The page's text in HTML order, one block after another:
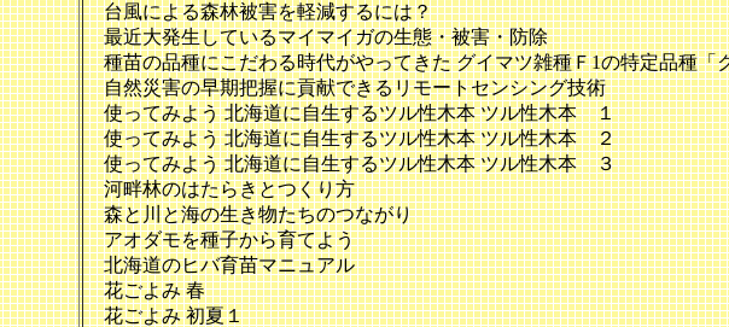
台風による森林被害を軽減するには？
最近大発生しているマイマイガの生態・被害・防除
種苗の品種にこだわる時代がやってきた グイマツ雑種Ｆ1の特定品種「
自然災害の早期把握に貢献できるリモートセンシング技術
使ってみよう 北海道に自生するツル性木本 ツル性木本 １
使ってみよう 北海道に自生するツル性木本 ツル性木本 ２
使ってみよう 北海道に自生するツル性木本 ツル性木本 ３
河畔林のはたらきとつくり方
森と川と海の生き物たちのつながり
アオダモを種子から育てよう
北海道のヒバ育苗マニュアル
花ごよみ 春
花ごよみ 初夏１